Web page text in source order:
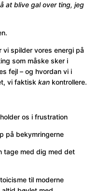
at blive gal over ting, jeg
vi spilder vores energi på
som måske sker i
fejl – og hvordan vi i
vi faktisk kan kontrollere.
os i frustration
på bekymringerne
tage med dig med det
til moderne